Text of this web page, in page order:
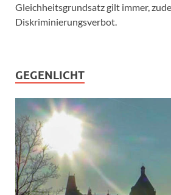
Gleichheitsgrundsatz gilt immer,
Diskriminierungsverbot.
GEGENLICHT